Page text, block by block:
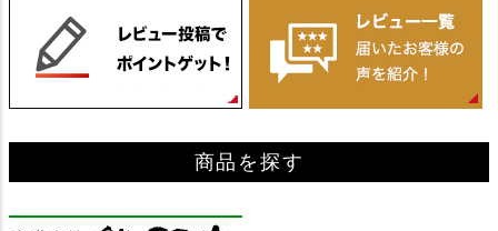
商品を探す